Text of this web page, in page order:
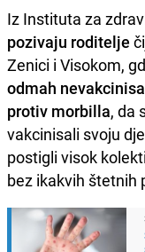
Iz Instituta za
pozivaju roditelje
Zenici i Visokom,
odmah
protiv morbilla, da
vakcinisali svoju
postigli visok
bez ikakvih štetnih